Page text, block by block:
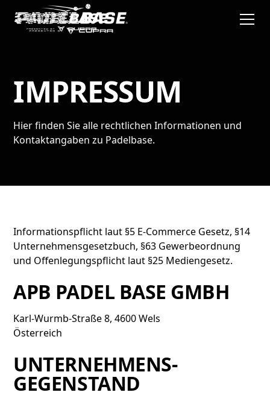
IMPRESSUM
Hier finden Sie alle rechtlichen Informationen und
Kontaktangaben zu Padelbase.
Informationspflicht laut §5 E-Commerce Gesetz, §14
Unternehmensgesetzbuch, §63 Gewerbeordnung
und Offenlegungspflicht laut §25 Mediengesetz.
APB PADEL BASE GMBH
Karl-Wurmb-Straße 8, 4600 Wels
Österreich
UNTERNEHMENS­
GEGENSTAND